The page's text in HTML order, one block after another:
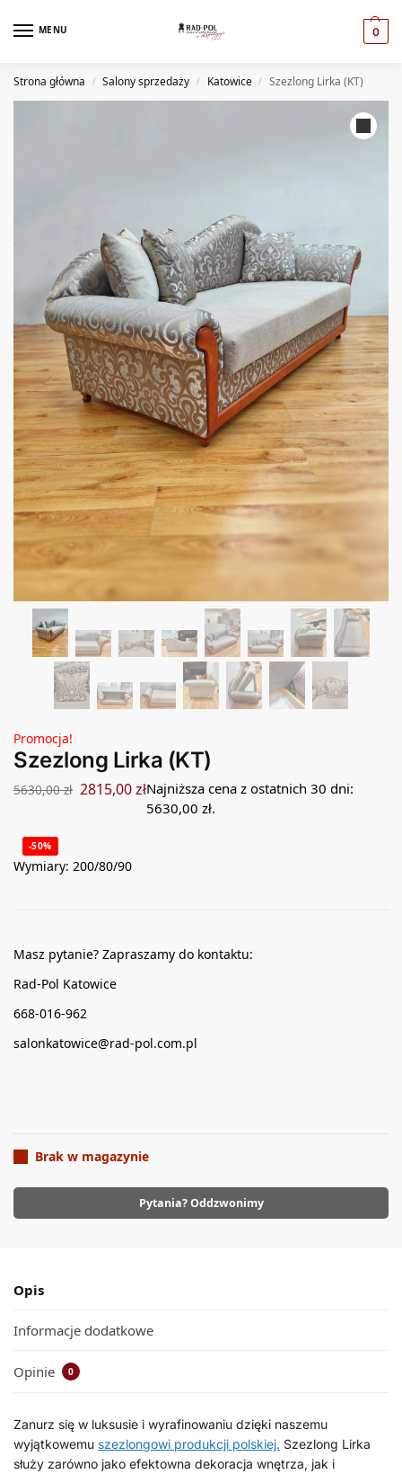
MENU 0
Strona główna / Salony sprzedaży / Katowice / Szezlong Lirka (KT)
Promocja!
Szezlong Lirka (KT)
5630,00zł 2815,00złNajniższa cena z ostatnich 30 dni:
5630,00 zł.
-50%
Wymiary: 200/80/90
Masz pytanie? Zapraszamy do kontaktu:
Rad-Pol Katowice
668-016-962
salonkatowice@rad-pol.com.pl
Brak w magazynie
Pytania? Oddzwonimy
Opis
Informacje dodatkowe
Opinie 0
Zanurz się w luksusie i wyrafinowaniu dzięki naszemu
wyjątkowemu szezlongowi produkcji polskiej. Szezlong Lirka
służy zarówno jako efektowna dekoracja wnętrza, jak i